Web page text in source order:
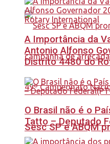
Sesc SP e ABQM
A Importância da
Antonio Alfonso
Distrito 4480 do
O Brasil não é o
Tatto – Deputado